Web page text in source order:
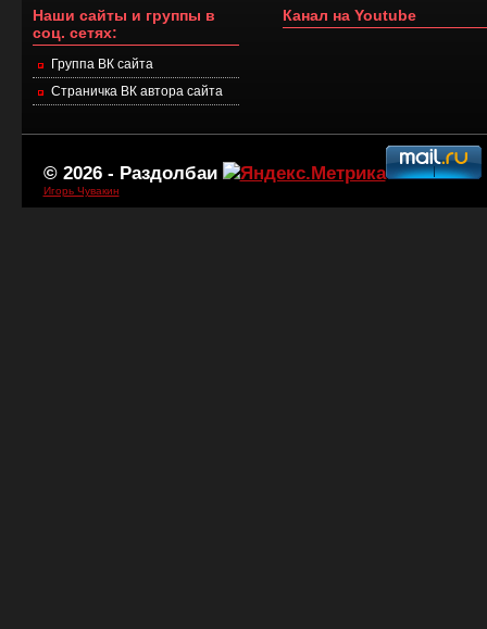
Наши сайты и группы в
соц. сетях:
Группа ВК сайта
Страничка ВК автора сайта
Канал на Youtube
© 2026 - Раздолбаи
Игорь Чувакин